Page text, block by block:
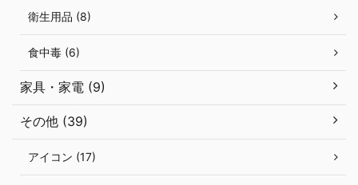
衛生用品 (8)
食中毒 (6)
家具・家電 (9)
その他 (39)
アイコン (17)